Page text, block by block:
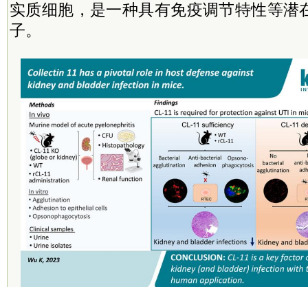
实质细胞，是一种具有免疫调节特性等潜
子。